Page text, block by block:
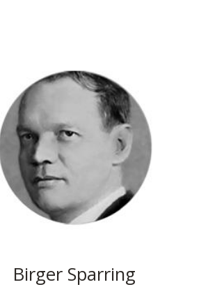
Birger Sparring